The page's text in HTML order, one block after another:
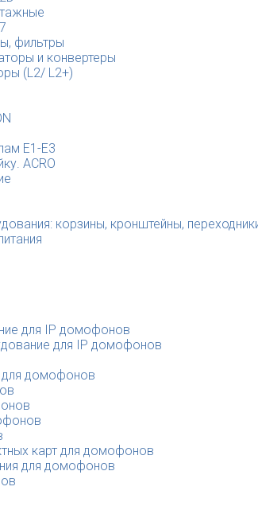
фильтры
и конвертеры
(L2/ L2+)
E1-E3
ACRO
корзины, кронштейны,
для IP домофонов
для IP домофонов
домофонов
карт для домофонов
для домофонов